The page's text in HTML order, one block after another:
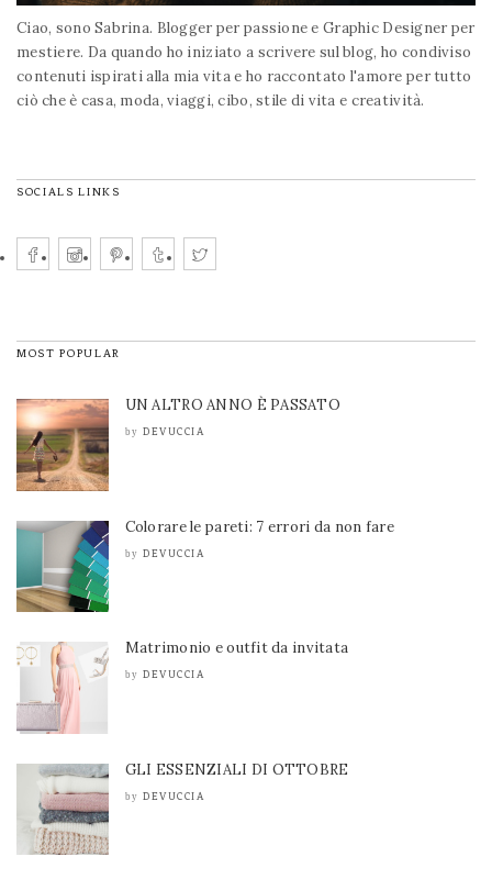
Ciao, sono Sabrina. Blogger per passione e Graphic Designer per
mestiere. Da quando ho iniziato a scrivere sul blog, ho condiviso
contenuti ispirati alla mia vita e ho raccontato l'amore per tutto
ciò che è casa, moda, viaggi, cibo, stile di vita e creatività.
SOCIALS LINKS
MOST POPULAR
UN ALTRO ANNO È PASSATO
by DEVUCCIA
Colorare le pareti: 7 errori da non fare
by DEVUCCIA
Matrimonio e outfit da invitata
by DEVUCCIA
GLI ESSENZIALI DI OTTOBRE
by DEVUCCIA